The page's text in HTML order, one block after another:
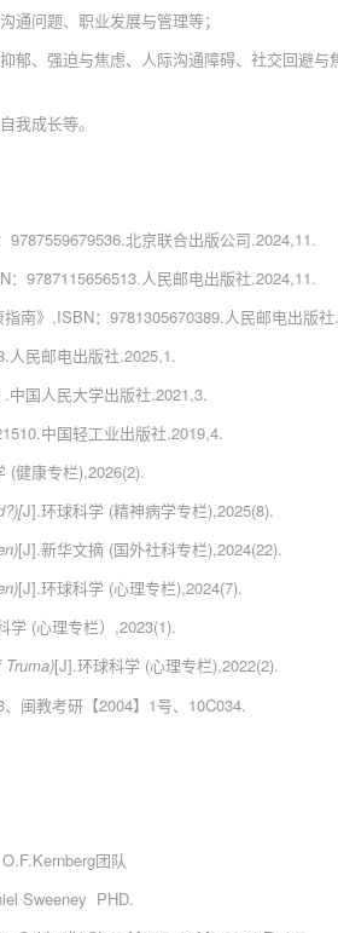
通问题、职业发展与管理等；
郁、强迫与焦虑、人际沟通障碍、社交回避与
我成长等。
北京联合出版公司.2024,11.
9787115656513.人民邮电出版社.2024,11.
南》,ISBN：9781305670389.人民邮电出版
人民邮电出版社.2025,1.
中国人民大学出版社.2021,3.
中国轻工业出版社.2019,4.
(健康专栏),2026(2).
J].环球科学 (精神病学专栏),2025(8).
[J].新华文摘 (国外社科专栏),2024(22).
[J].环球科学 (心理专栏),2024(7).
学 (心理专栏）,2023(1).
Truma)[J].环球科学 (心理专栏),2022(2).
闽教考研【2004】1号、10C034.
团队
Sweeney PHD.